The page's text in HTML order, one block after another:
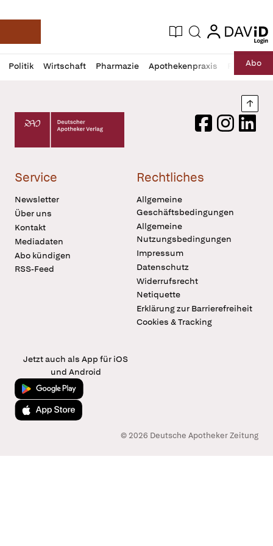
Deutsche Apotheker Zeitung
Aktuelle Ausgabe
Suche login
login
Politik Wirtschaft Pharmazie Apothekenpraxis RechtAbo
Profil
öffnen
Daz
Pur
Deutscher Apotheker Verlag Logo
FacebookInstagram
Service
Newsletter
Über uns
Kontakt
Mediadaten
Abo kündigen
RSS-Feed
Rechtliches
Allgemeine
Geschäftsbedingungen
Allgemeine
Nutzungsbedingungen
Impressum
Datenschutz
Widerrufsrecht
Netiquette
Erklärung zur Barrierefreiheit
Cookies & Tracking
Jetzt auch als App für iOS
und Android
Jetzt bei Google Play
Laden im App Store
© 2026 Deutsche Apotheker Zeitung